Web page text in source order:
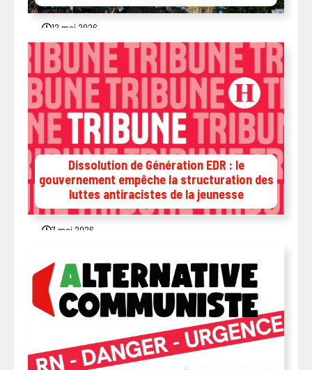
12 mai 2026
Dissolution de Génération EDR : le
gouvernement empêche la structuration des
luttes antiracistes de la jeunesse
7 mai 2026